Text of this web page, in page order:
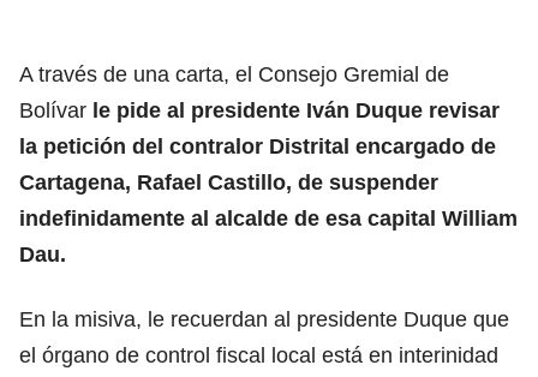
A través de una carta, el Consejo Gremial de
Bolívar le pide al presidente Iván Duque revisar
la petición del contralor Distrital encargado de
Cartagena, Rafael Castillo, de suspender
indefinidamente al alcalde de esa capital William
Dau.
En la misiva, le recuerdan al presidente Duque que
el órgano de control fiscal local está en interinidad